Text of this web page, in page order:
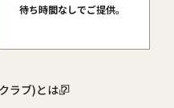
待ち時間なしでご提供。
ラブ)とは？